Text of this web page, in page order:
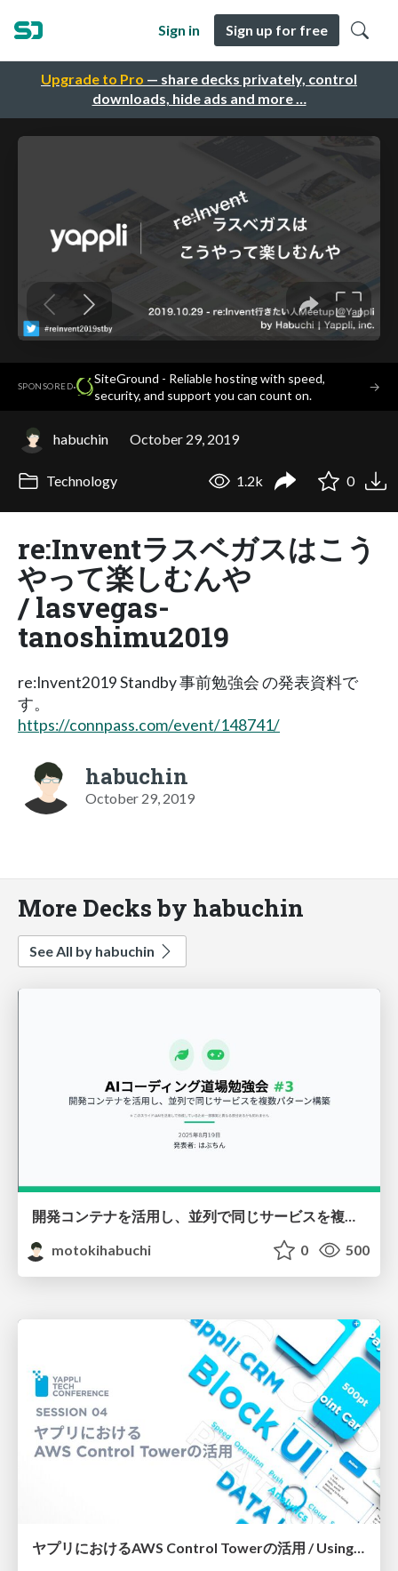
Upgrade to Pro — share decks privately, control
downloads, hide ads and more …
Sign in Sign up for free
SPONSORED·
SiteGround - Reliable hosting with speed,
security, and support you can count on.
→
habuchin October 29, 2019
Technology 1.2k 0
re:Inventラスベガスはこう
やって楽しむんや
/ lasvegas-
tanoshimu2019
re:Invent2019 Standby 事前勉強会 の発表資料で
す。
https://connpass.com/event/148741/
habuchin
October 29, 2019
More Decks by habuchin
See All by habuchin
開発コンテナを活用し、並列で同じサービスを複数パターン構築 / Leveraging Development Containers for Parallel Deployment of Service Patterns
motokihabuchi
0 500